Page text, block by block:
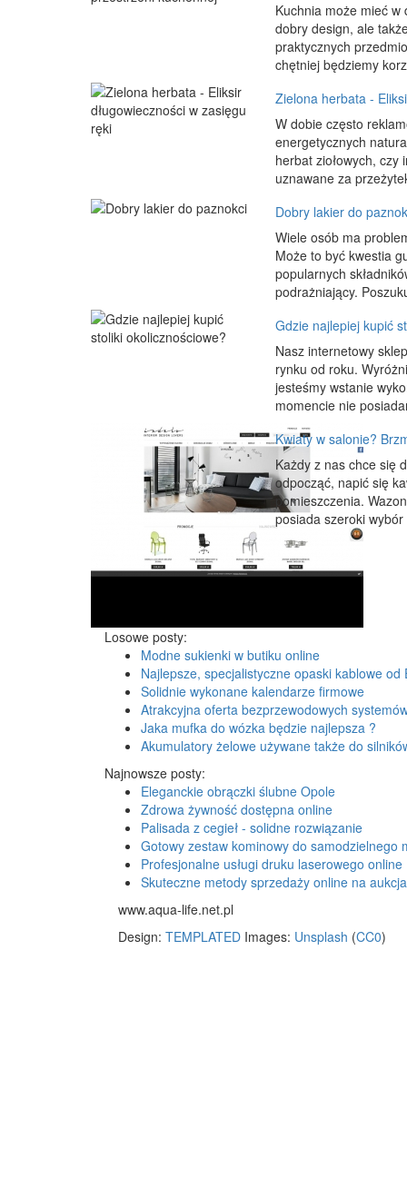
Kuchnia może mieć
dobry design, ale
praktycznych
chętniej będziemy
Zielona herbata -
W dobie często
energetycznych
herbat ziołowych,
uznawane za
Dobry lakier do
Wiele osób ma
Może to być kwestia
popularnych
podrażniający.
Gdzie najlepiej kupić
Nasz internetowy
rynku od roku.
jesteśmy wstanie
momencie nie
Kwiaty w salonie?
Każdy z nas chce się
odpocząć, napić się
pomieszczenia.
posiada szeroki
Losowe posty:
Modne sukienki w butiku online
Najlepsze, specjalistyczne opaski kablowe od
Solidnie wykonane kalendarze firmowe
Atrakcyjna oferta bezprzewodowych
Jaka mufka do wózka będzie najlepsza ?
Akumulatory żelowe używane także do
Najnowsze posty:
Eleganckie obrączki ślubne Opole
Zdrowa żywność dostępna online
Palisada z cegieł - solidne rozwiązanie
Gotowy zestaw kominowy do samodzielnego
Profesjonalne usługi druku laserowego online
Skuteczne metody sprzedaży online na
www.aqua-life.net.pl
Design: TEMPLATED Images: Unsplash (CC0)